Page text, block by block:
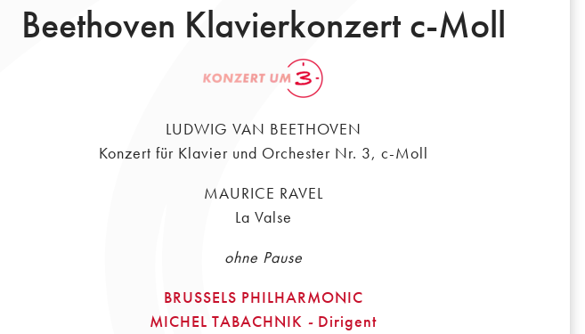
Beethoven Klavierkonzert c-Moll
LUDWIG VAN BEETHOVEN
Konzert für Klavier und Orchester Nr. 3, c-Moll
MAURICE RAVEL
La Valse
ohne Pause
BRUSSELS PHILHARMONIC
MICHEL TABACHNIK - Dirigent